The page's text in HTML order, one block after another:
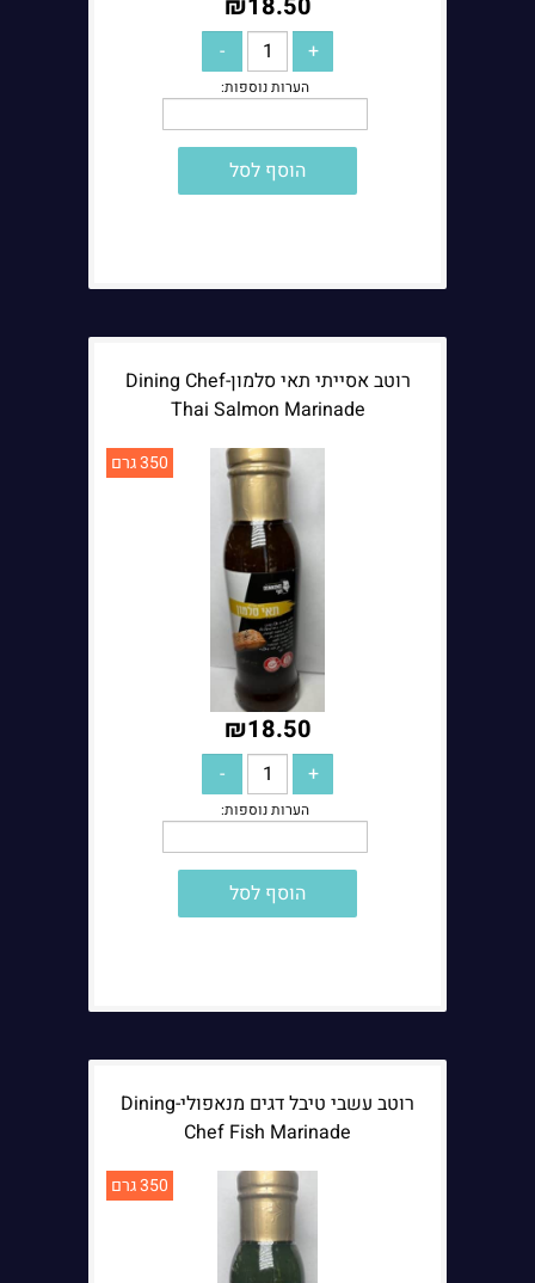
הערות נוספות:
הוסף לסל
רוטב אסייתי תאי סלמון-Dining Chef
Thai Salmon Marinade
350 גרם
₪18.50
הוסף לסל
רוטב עשבי טיבל דגים מנאפולי-Dining
Chef Fish Marinade
350 גרם